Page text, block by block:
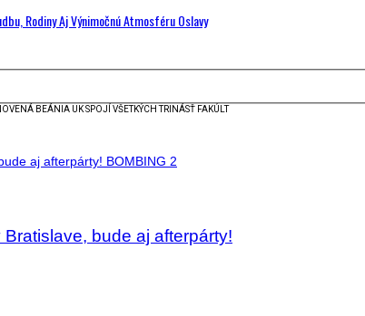
Rodiny Aj Výnimočnú Atmosféru Oslavy
BEÁNIA UK SPOJÍ VŠETKÝCH TRINÁSŤ FAKÚLT
bude aj afterpárty!